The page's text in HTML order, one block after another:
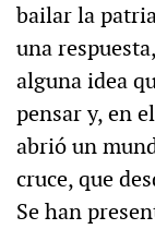
bailar la
una
alguna idea
pensar y, en
abrió un
cruce, que
Se han